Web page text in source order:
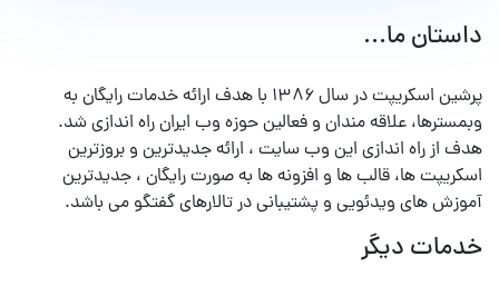
داستان ما...
پرشین اسکریپت در سال ۱۳۸۶ با هدف ارائه خدمات رایگان به
وبمسترها، علاقه مندان و فعالین حوزه وب ایران راه اندازی شد.
هدف از راه اندازی این وب سایت ، ارائه جدیدترین و بروزترین
اسکریپت ها، قالب ها و افزونه ها به صورت رایگان ، جدیدترین
آموزش های ویدئویی و پشتیبانی در تالارهای گفتگو می باشد.
خدمات دیگر